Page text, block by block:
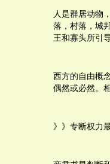
人是群居动物
落，村落，城
王和寡头所引
西方的自由概
偶然或必然。
》》专断权力